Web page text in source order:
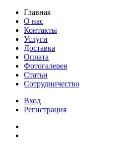
Главная
О нас
Контакты
Услуги
Доставка
Оплата
Фотогалерея
Статьи
Сотрудничество
Вход
Регистрация